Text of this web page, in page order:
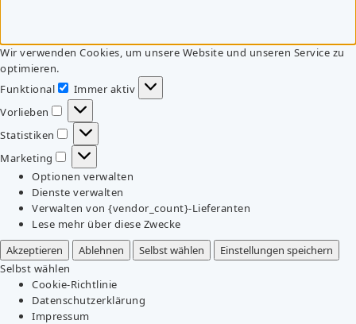
Wir verwenden Cookies, um unsere Website und unseren Service zu
optimieren.
Funktional
Funktional
Immer aktiv
Vorlieben
Vorlieben
Statistiken
Statistiken
Marketing
Marketing
Optionen verwalten
Dienste verwalten
Verwalten von {vendor_count}-Lieferanten
Lese mehr über diese Zwecke
Akzeptieren
Ablehnen Selbst wählen
Einstellungen speichern
Selbst wählen
Cookie-Richtlinie
Datenschutzerklärung
Impressum